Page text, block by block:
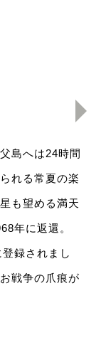
島へは24時間
れる常夏の楽
も望める満天
年に返還。
録されまし
戦争の爪痕が